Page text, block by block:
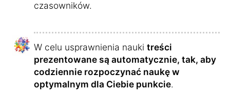
czasowników.
W celu usprawnienia nauki treści
prezentowane są automatycznie, tak, aby
codziennie rozpoczynać naukę w
optymalnym dla Ciebie punkcie.